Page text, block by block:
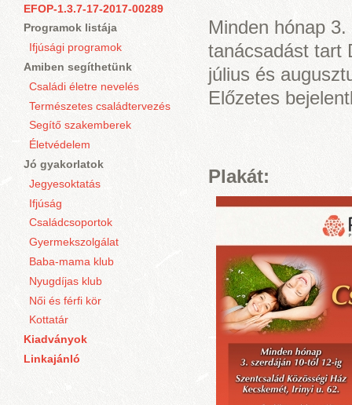
EFOP-1.3.7-17-2017-00289
Programok listája
Ifjúsági programok
Amiben segíthetünk
Családi életre nevelés
Természetes családtervezés
Segítő szakemberek
Életvédelem
Jó gyakorlatok
Jegyesoktatás
Ifjúság
Családcsoportok
Gyermekszolgálat
Baba-mama klub
Nyugdíjas klub
Női és férfi kör
Kottatár
Kiadványok
Linkajánló
Minden hónap
tanácsadást tart
július és
Előzetes
Plakát: